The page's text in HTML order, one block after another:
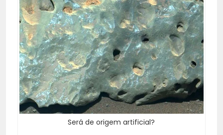
Será de origem artificial?